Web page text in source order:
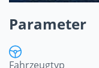
Parameter
Fahrzeugtyp